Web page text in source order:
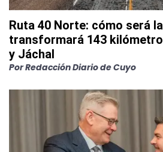
Ruta 40 Norte: cómo será
transformará 143
y Jáchal
PorRedacción Diario de Cuyo